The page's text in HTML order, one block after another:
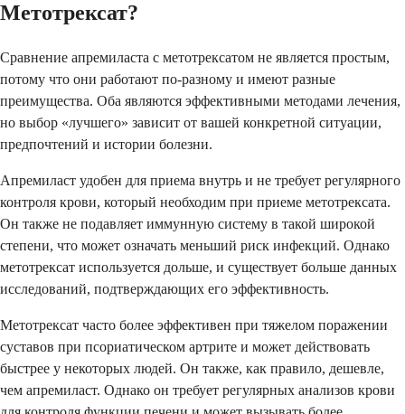
Метотрексат?
Сравнение апремиласта с метотрексатом не является простым,
потому что они работают по-разному и имеют разные
преимущества. Оба являются эффективными методами лечения,
но выбор «лучшего» зависит от вашей конкретной ситуации,
предпочтений и истории болезни.
Апремиласт удобен для приема внутрь и не требует регулярного
контроля крови, который необходим при приеме метотрексата.
Он также не подавляет иммунную систему в такой широкой
степени, что может означать меньший риск инфекций. Однако
метотрексат используется дольше, и существует больше данных
исследований, подтверждающих его эффективность.
Метотрексат часто более эффективен при тяжелом поражении
суставов при псориатическом артрите и может действовать
быстрее у некоторых людей. Он также, как правило, дешевле,
чем апремиласт. Однако он требует регулярных анализов крови